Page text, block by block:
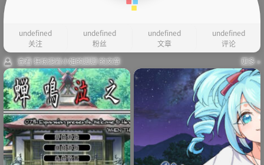
undefined
关注
undefined
粉丝
undefined
文章
undefined
评论
查看 狂炫泥岩小姐的脚脚 的文章
更多 »